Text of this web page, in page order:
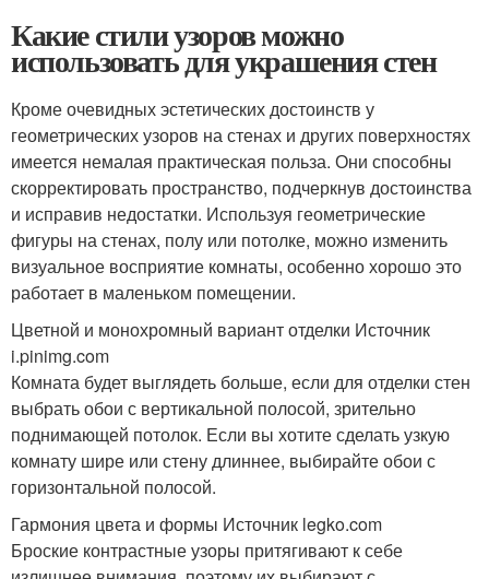
Какие стили узоров можно
использовать для украшения стен
Кроме очевидных эстетических достоинств у
геометрических узоров на стенах и других поверхностях
имеется немалая практическая польза. Они способны
скорректировать пространство, подчеркнув достоинства
и исправив недостатки. Используя геометрические
фигуры на стенах, полу или потолке, можно изменить
визуальное восприятие комнаты, особенно хорошо это
работает в маленьком помещении.
Цветной и монохромный вариант отделки Источник
i.pinimg.com
Комната будет выглядеть больше, если для отделки стен
выбрать обои с вертикальной полосой, зрительно
поднимающей потолок. Если вы хотите сделать узкую
комнату шире или стену длиннее, выбирайте обои с
горизонтальной полосой.
Гармония цвета и формы Источник legko.com
Броские контрастные узоры притягивают к себе